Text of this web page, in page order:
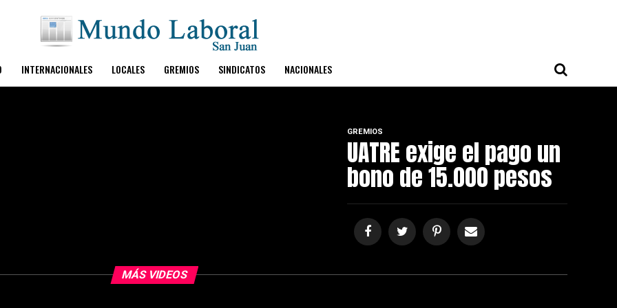
INTERNACIONALES LOCALES GREMIOS SINDICATOS NACIONALES
GREMIOS
UATRE exige el pago un
bono de 15.000 pesos
MÁS VIDEOS